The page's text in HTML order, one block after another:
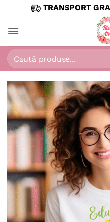
content
TRANSPORT
Caută
după: